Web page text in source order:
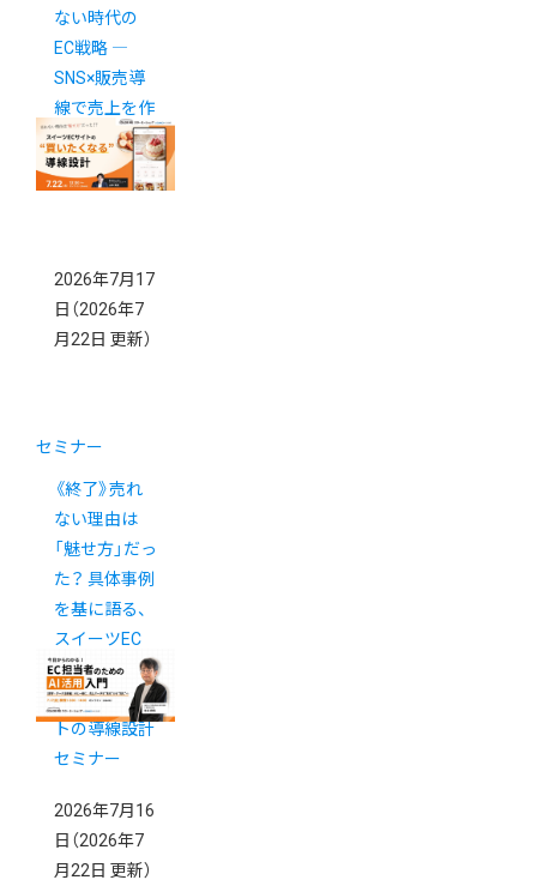
ない時代の
EC戦略 ―
SNS×販売導
線で売上を作
る方法 ―
2026年7月17
日 （2026年7
月22日 更新）
セミナー
《終了》売れ
ない理由は
「魅せ方」だっ
た？ 具体事例
を基に語る、
スイーツEC
の「買いたく
なる」ECサイ
トの導線設計
セミナー
2026年7月16
日 （2026年7
月22日 更新）